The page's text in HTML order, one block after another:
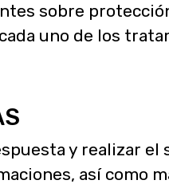
sobre
uno de los
y realizar
así como